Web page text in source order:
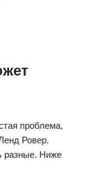
проблема,
Ровер.
разные. Ниже